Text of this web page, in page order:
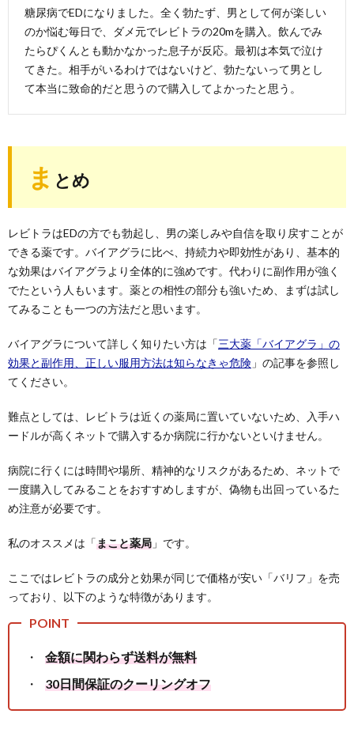
糖尿病でEDになりました。全く勃たず、男として何が楽しい
のか悩む毎日で、ダメ元でレビトラの20mを購入。飲んでみ
たらぴくんとも動かなかった息子が反応。最初は本気で泣け
てきた。相手がいるわけではないけど、勃たないって男とし
て本当に致命的だと思うので購入してよかったと思う。
ま とめ
レビトラはEDの方でも勃起し、男の楽しみや自信を取り戻すことが
できる薬です。バイアグラに比べ、持続力や即効性があり、基本的
な効果はバイアグラより全体的に強めです。代わりに副作用が強く
でたという人もいます。薬との相性の部分も強いため、まずは試し
てみることも一つの方法だと思います。
バイアグラについて詳しく知りたい方は「三大薬「バイアグラ」の
効果と副作用、正しい服用方法は知らなきゃ危険 」の記事を参照し
てください。
難点としては、レビトラは近くの薬局に置いていないため、入手ハ
ードルが高くネットで購入するか病院に行かないといけません。
病院に行くには時間や場所、精神的なリスクがあるため、ネットで
一度購入してみることをおすすめしますが、偽物も出回っているた
め注意が必要です。
私のオススメは「まこと薬局 」です。
ここではレビトラの成分と効果が同じで価格が安い「バリフ」を売
っており、以下のような特徴があります。
金額に関わらず送料が無料
30日間保証のクーリングオフ